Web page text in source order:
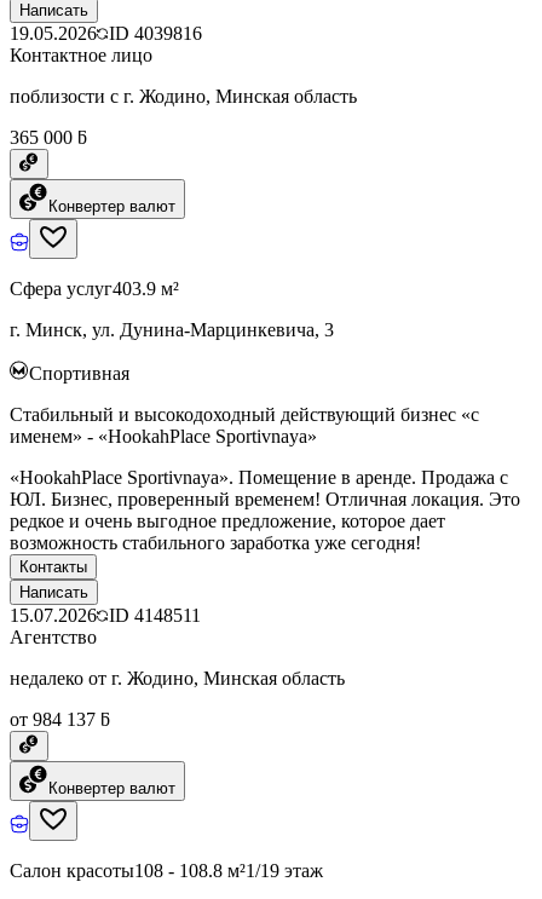
Написать
19.05.2026 ID 4039816
Контактное лицо
поблизости с г. Жодино, Минская область
365 000 ƃ
Конвертер валют
Сфера услуг403.9 м²
г. Минск, ул. Дунина-Марцинкевича, 3
Спортивная
Стабильный и высокодоходный действующий бизнес «с
именем» - «HookahPlace Sportivnaya»
«HookahPlace Sportivnaya». Помещение в аренде. Продажа с
ЮЛ. Бизнес, проверенный временем! Отличная локация. Это
редкое и очень выгодное предложение, которое дает
возможность стабильного заработка уже сегодня!
Контакты
Написать
15.07.2026 ID 4148511
Агентство
недалеко от г. Жодино, Минская область
от 984 137 ƃ
Конвертер валют
Салон красоты108 - 108.8 м²1/19 этаж